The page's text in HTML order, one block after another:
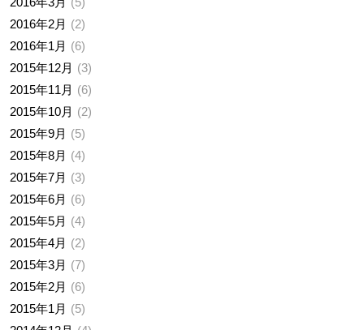
2016年2月
2
2016年1月
6
2015年12月
3
2015年11月
6
2015年10月
2
2015年9月
5
2015年8月
4
2015年7月
3
2015年6月
6
2015年5月
4
2015年4月
2
2015年3月
7
2015年2月
6
2015年1月
5